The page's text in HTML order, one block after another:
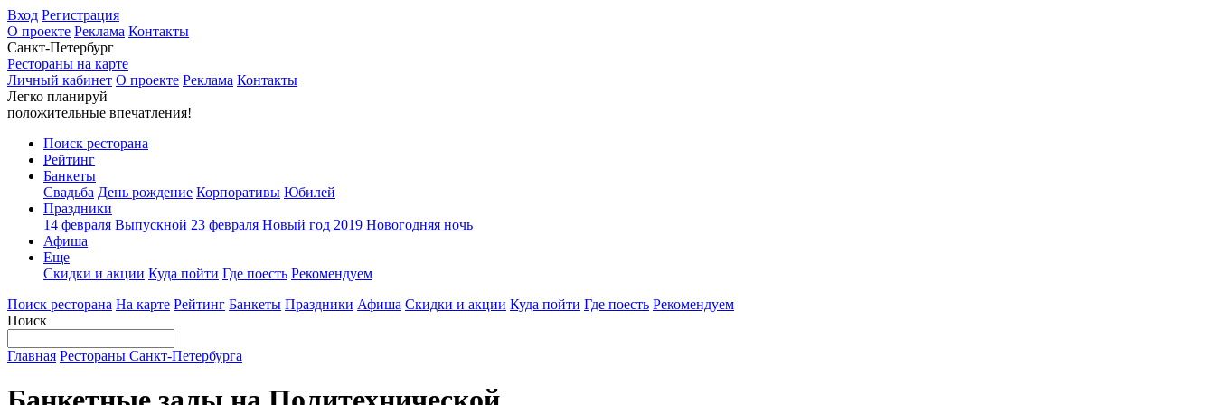
Вход Регистрация
О проекте Реклама Контакты
Санкт-Петербург
Рестораны на карте
Личный кабинет О проекте Реклама Контакты
Легко планируй
положительные впечатления!
Поиск ресторана
Рейтинг
Банкеты
Свадьба День рождение Корпоративы Юбилей
Праздники
14 февраля Выпускной 23 февраля Новый год 2019 Новогодняя ночь
Афиша
Еще
Скидки и акции Куда пойти Где поесть Рекомендуем
Поиск ресторана На карте Рейтинг Банкеты Праздники Афиша Скидки и акции Куда пойти Где поесть Рекомендуем
Поиск
Главная Рестораны Санкт-Петербурга